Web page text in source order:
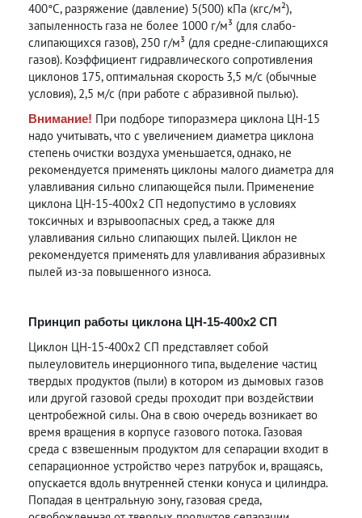
400°С, разряжение (давление) 5(500) кПа (кгс/м²),
запыленность газа не более 1000 г/м³ (для слабо-
слипающихся газов), 250 г/м³ (для средне-слипающихся
газов). Коэффициент гидравлического сопротивления
циклонов 175, оптимальная скорость 3,5 м/с (обычные
условия), 2,5 м/с (при работе с абразивной пылью).
Внимание! При подборе типоразмера циклона ЦН-15
надо учитывать, что с увеличением диаметра циклона
степень очистки воздуха уменьшается, однако, не
рекомендуется применять циклоны малого диаметра для
улавливания сильно слипающейся пыли. Применение
циклона ЦН-15-400х2 СП недопустимо в условиях
токсичных и взрывоопасных сред, а также для
улавливания сильно слипающих пылей. Циклон не
рекомендуется применять для улавливания абразивных
пылей из-за повышенного износа.
Принцип работы циклона ЦН-15-400х2 СП
Циклон ЦН-15-400х2 СП представляет собой
пылеуловитель инерционного типа, выделение частиц
твердых продуктов (пыли) в котором из дымовых газов
или другой газовой среды проходит при воздействии
центробежной силы. Она в свою очередь возникает во
время вращения в корпусе газового потока. Газовая
среда с взвешенным продуктом для сепарации входит в
сепарационное устройство через патрубок и, вращаясь,
опускается вдоль внутренней стенки конуса и цилиндра.
Попадая в центральную зону, газовая среда,